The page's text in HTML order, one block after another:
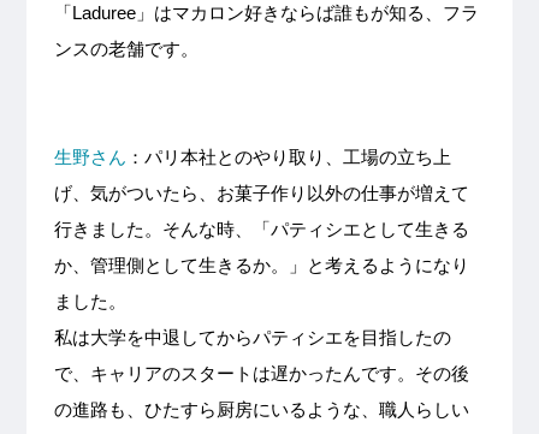
「Laduree」はマカロン好きならば誰もが知る、フラ
ンスの老舗です。
生野さん ：パリ本社とのやり取り、工場の立ち上
げ、気がついたら、お菓子作り以外の仕事が増えて
行きました。そんな時、「パティシエとして生きる
か、管理側として生きるか。」と考えるようになり
ました。
私は大学を中退してからパティシエを目指したの
で、キャリアのスタートは遅かったんです。その後
の進路も、ひたすら厨房にいるような、職人らしい